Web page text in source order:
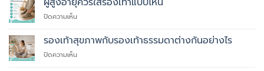
คุณ
สั่ง
ตัด
รองเท้า
ปิดความเห็นบน
สูง
อายุ
ควร
รองเท้าสุขภาพกับรองเท้าธรรมดาต่างกันอย่างไร
ปิดความเห็นบน